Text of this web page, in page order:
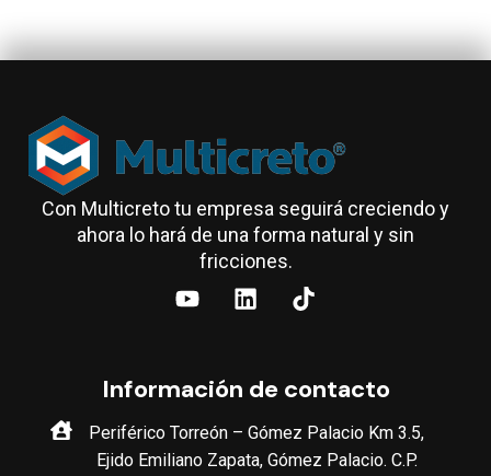
Con Multicreto tu empresa seguirá creciendo y
ahora lo hará de una forma natural y sin
fricciones.
Información de contacto
Periférico Torreón – Gómez Palacio Km 3.5,
Ejido Emiliano Zapata, Gómez Palacio. C.P.